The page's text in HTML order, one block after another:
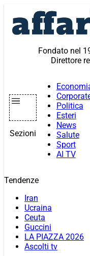
contenuto
Fondato nel
Direttore
Sezioni
Politica
Esteri
News
Salute
Sport
AI TV
Tendenze
Iran
Ucraina
Ceuta
Guccini
LA PIAZZA 2026
Ascolti tv